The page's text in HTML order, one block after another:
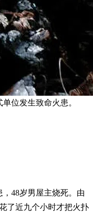
位发生致命火患。
48岁男屋主烧死。由
了近九个小时才把火扑